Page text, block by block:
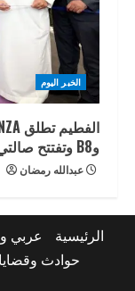
الخبر اليوم
وB8 وتفتتح صالتي عرض رئيسيتين في الرياض وجدة
عبدالله رمضان
الرئيسية عربي
حوادث وقضايا